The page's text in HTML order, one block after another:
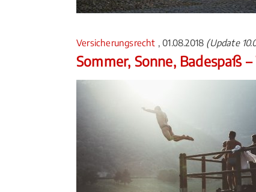
Versicherungsrecht , 01.08.2018 (Update
Sommer, Sonne, Badespaß